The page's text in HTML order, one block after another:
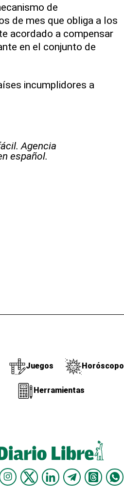
de
de mes que obliga a los
acordado a compensar
en el conjunto de
incumplidores a
Agencia
español.
Juegos Horóscopo
Herramientas